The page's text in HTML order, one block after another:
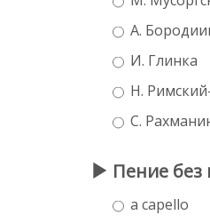
А.
И. Глинка
Н.
С.
Пение без
a capello